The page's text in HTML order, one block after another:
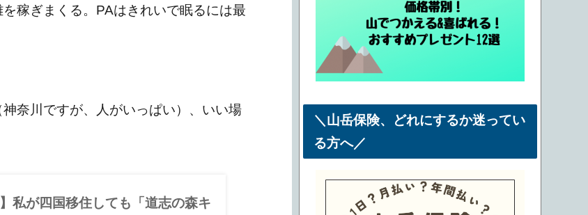
稼ぎまくる。PAはきれいで眠るには最
奈川ですが、人がいっぱい）、いい場
私が四国移住しても「道志の森キ
＼山岳保険、どれにするか迷ってい
る方へ／